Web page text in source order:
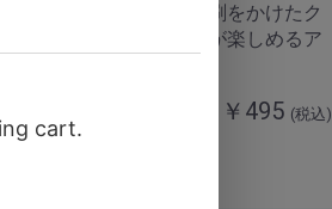
面・裏面それぞれ印刷をかけたク
リアな質感と奥行きが楽しめるア
￥495 (税込)